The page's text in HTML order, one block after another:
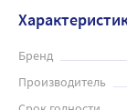
фосфолипиды,
ненасыщенные
Тыквенное
нормализации
Бренд
Производитель